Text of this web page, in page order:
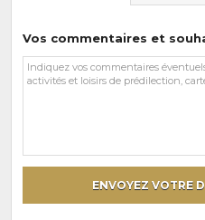
Vos commentaires et
Vos
commentaires
ENVOYEZ VOTRE